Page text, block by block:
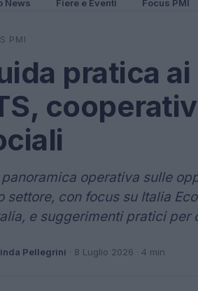
News Fiere e Eventi Focus PMI
PMI
pratica
panoramica operativa sulle
settore, con focus su Italia
e suggerimenti pratici per
Pellegrini · 8 Luglio 2026 · 4 min